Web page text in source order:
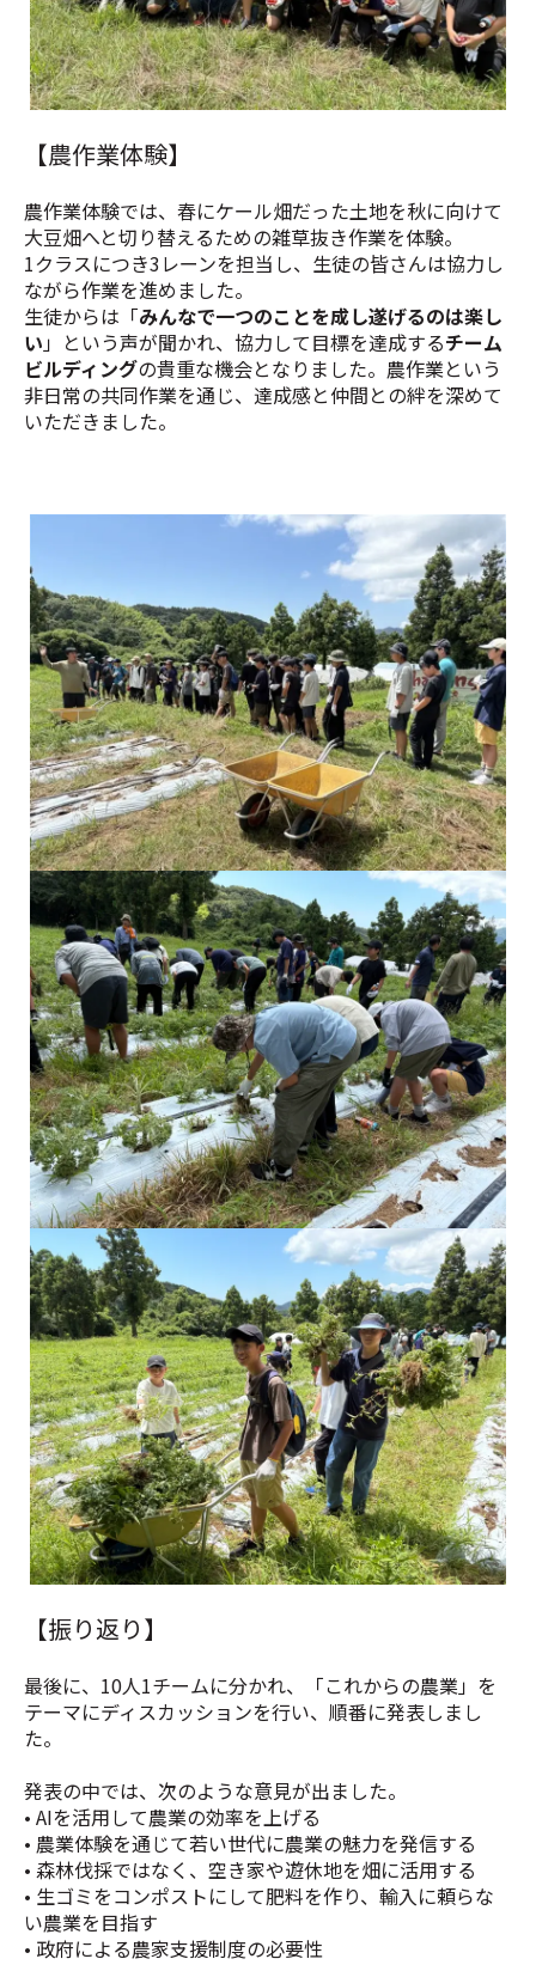
【農作業体験】
農作業体験では、春にケール畑だった土地を秋に向けて
大豆畑へと切り替えるための雑草抜き作業を体験。
1クラスにつき3レーンを担当し、生徒の皆さんは協力し
ながら作業を進めました。
生徒からは「みんなで一つのことを成し遂げるのは楽し
い」という声が聞かれ、協力して目標を達成するチーム
ビルディングの貴重な機会となりました。農作業という
非日常の共同作業を通じ、達成感と仲間との絆を深めて
いただきました。
農家さんによる畑の説明
雑草抜きを体験
協力しながら雑草運びをする様子
【振り返り】
最後に、10人1チームに分かれ、「これからの農業」を
テーマにディスカッションを行い、順番に発表しまし
た。
発表の中では、次のような意見が出ました。
• AIを活用して農業の効率を上げる
• 農業体験を通じて若い世代に農業の魅力を発信する
• 森林伐採ではなく、空き家や遊休地を畑に活用する
• 生ゴミをコンポストにして肥料を作り、輸入に頼らな
い農業を目指す
• 政府による農家支援制度の必要性